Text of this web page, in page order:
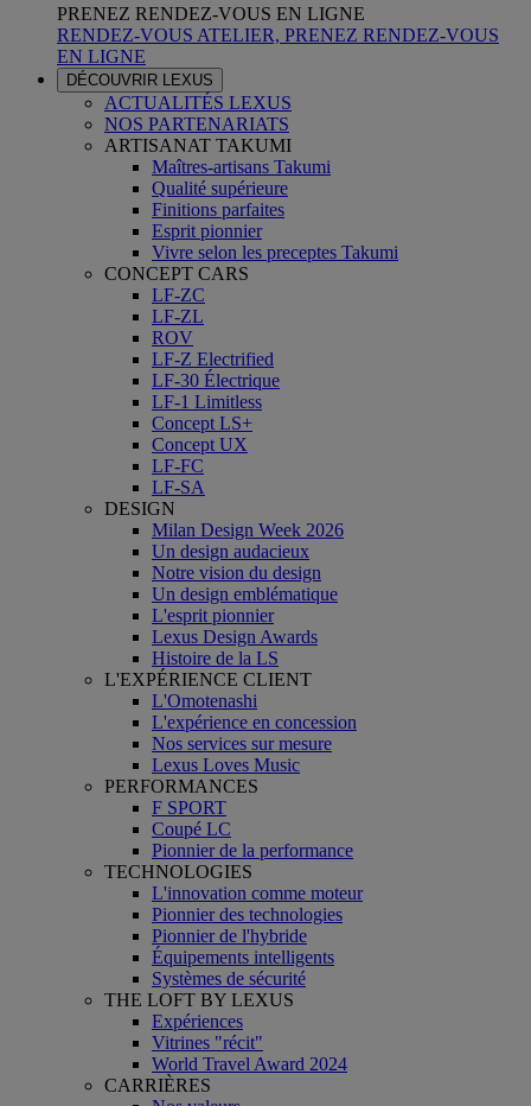
PRENEZ RENDEZ-VOUS EN LIGNE
RENDEZ-VOUS ATELIER, PRENEZ RENDEZ-VOUS
EN LIGNE
DÉCOUVRIR LEXUS
ACTUALITÉS LEXUS
NOS PARTENARIATS
ARTISANAT TAKUMI
Maîtres-artisans Takumi
Qualité supérieure
Finitions parfaites
Esprit pionnier
Vivre selon les preceptes Takumi
CONCEPT CARS
LF-ZC
LF-ZL
ROV
LF-Z Electrified
LF-30 Électrique
LF-1 Limitless
Concept LS+
Concept UX
LF-FC
LF-SA
DESIGN
Milan Design Week 2026
Un design audacieux
Notre vision du design
Un design emblématique
L'esprit pionnier
Lexus Design Awards
Histoire de la LS
L'EXPÉRIENCE CLIENT
L'Omotenashi
L'expérience en concession
Nos services sur mesure
Lexus Loves Music
PERFORMANCES
F SPORT
Coupé LC
Pionnier de la performance
TECHNOLOGIES
L'innovation comme moteur
Pionnier des technologies
Pionnier de l'hybride
Équipements intelligents
Systèmes de sécurité
THE LOFT BY LEXUS
Expériences
Vitrines "récit"
World Travel Award 2024
CARRIÈRES